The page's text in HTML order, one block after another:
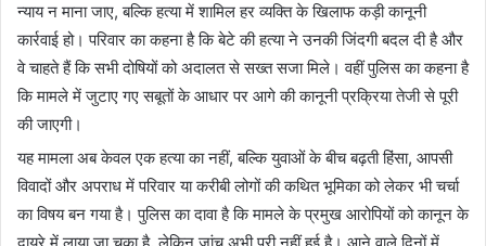
न्याय न माना जाए, बल्कि हत्या में शामिल हर व्यक्ति के खिलाफ कड़ी कानूनी
कार्रवाई हो। परिवार का कहना है कि बेटे की हत्या ने उनकी जिंदगी बदल दी है और
वे चाहते हैं कि सभी दोषियों को अदालत से सख्त सजा मिले। वहीं पुलिस का कहना है
कि मामले में जुटाए गए सबूतों के आधार पर आगे की कानूनी प्रक्रिया तेजी से पूरी
की जाएगी।
यह मामला अब केवल एक हत्या का नहीं, बल्कि युवाओं के बीच बढ़ती हिंसा, आपसी
विवादों और अपराध में परिवार या करीबी लोगों की कथित भूमिका को लेकर भी चर्चा
का विषय बन गया है। पुलिस का दावा है कि मामले के प्रमुख आरोपियों को कानून के